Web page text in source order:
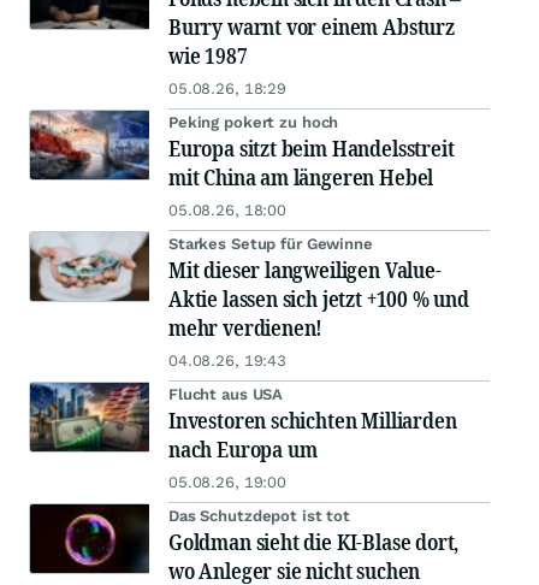
Burry warnt vor einem Absturz
wie 1987
05.08.26, 18:29
Peking pokert zu hoch
Europa sitzt beim Handelsstreit
mit China am längeren Hebel
05.08.26, 18:00
Starkes Setup für Gewinne
Mit dieser langweiligen Value-
Aktie lassen sich jetzt +100 % und
mehr verdienen!
04.08.26, 19:43
Flucht aus USA
Investoren schichten Milliarden
nach Europa um
05.08.26, 19:00
Das Schutzdepot ist tot
Goldman sieht die KI-Blase dort,
wo Anleger sie nicht suchen